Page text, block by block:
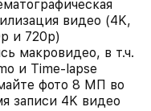
видео (4K,
и 720p)
макровидео, в т.ч.
и Time-lapse
фото 8 МП во
записи 4K видео